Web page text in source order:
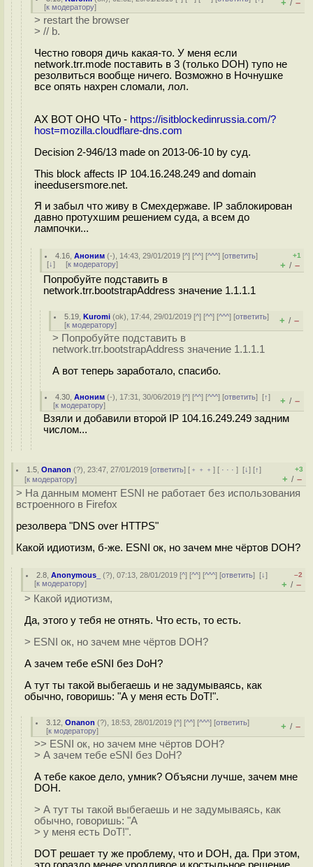
[к модератору] + / –
> restart the browser
> // b.
Честно говоря дичь какая-то. У меня если
network.trr.mode поставить в 3 (только DOH) тупо не
резолвиться вообще ничего. Возможно в Ночнушке
все опять нахрен сломали, лол.
АХ ВОТ ОНО ЧТо - https://isitblockedinrussia.com/?
host=mozilla.cloudflare-dns.com
Decision 2-946/13 made on 2013-06-10 by суд.
This block affects IP 104.16.248.249 and domain
ineedusersmore.net.
Я и забыл что живу в Смехдержаве. IP заблокирован
давно протухшим решением суда, а всем до
лампочки...
4.16 ,Аноним (-), 14:43, 29/01/2019 [^] [^^] [^^^] [ответить]
[↓] [к модератору]
+1
+ / –
Попробуйте подставить в
network.trr.bootstrapAddress значение 1.1.1.1
5.19 ,Kuromi (ok), 17:44, 29/01/2019 [^] [^^] [^^^] [ответить]
[к модератору] + / –
> Попробуйте подставить в
network.trr.bootstrapAddress значение 1.1.1.1
А вот теперь заработало, спасибо.
4.30 ,Аноним (-), 17:31, 30/06/2019 [^] [^^] [^^^] [ответить][↑]
[к модератору] + / –
Взяли и добавили второй IP 104.16.249.249 задним
числом...
1.5 ,Onanon (?), 23:47, 27/01/2019 [ответить] [ ﹢﹢﹢] [ · · ·][↓] [↑]
[к модератору]
+3
+ / –
> На данным момент ESNI не работает без использования
встроенного в Firefox
резолвера "DNS over HTTPS"
Какой идиотизм, б-же. ESNI ок, но зачем мне чёртов DOH?
2.8 ,Anonymous_ (?), 07:13, 28/01/2019 [^] [^^] [^^^] [ответить][↓]
[к модератору]
–2
+ / –
> Какой идиотизм,
Да, этого у тебя не отнять. Что есть, то есть.
> ESNI ок, но зачем мне чёртов DOH?
А зачем тебе eSNI без DoH?
А тут ты такой выбегаешь и не задумываясь, как
обычно, говоришь: "А у меня есть DoT!".
3.12 ,Onanon (?), 18:53, 28/01/2019 [^] [^^] [^^^] [ответить]
[к модератору] + / –
>> ESNI ок, но зачем мне чёртов DOH?
> А зачем тебе eSNI без DoH?
А тебе какое дело, умник? Объясни лучше, зачем мне
DOH.
> А тут ты такой выбегаешь и не задумываясь, как
обычно, говоришь: "А
> у меня есть DoT!".
DOT решает ту же проблему, что и DOH, да. При этом,
это гораздо менее уродливое и костыльное решение.